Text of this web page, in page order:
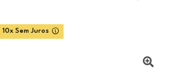
10x Sem Juros